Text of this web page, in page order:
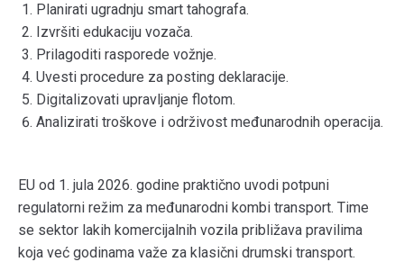
Planirati ugradnju smart tahografa.
Izvršiti edukaciju vozača.
Prilagoditi rasporede vožnje.
Uvesti procedure za posting deklaracije.
Digitalizovati upravljanje flotom.
Analizirati troškove i održivost međunarodnih operacija.
EU od 1. jula 2026. godine praktično uvodi potpuni
regulatorni režim za međunarodni kombi transport. Time
se sektor lakih komercijalnih vozila približava pravilima
koja već godinama važe za klasični drumski transport.